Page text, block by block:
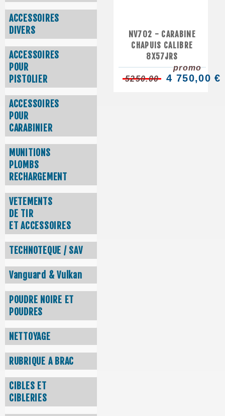
ACCESSOIRES
DIVERS
ACCESSOIRES
POUR
PISTOLIER
ACCESSOIRES
POUR
CARABINIER
MUNITIONS
PLOMBS
RECHARGEMENT
VETEMENTS
DE TIR
ET ACCESSOIRES
TECHNOTEQUE / SAV
Vanguard & Vulkan
POUDRE NOIRE ET
POUDRES
NETTOYAGE
RUBRIQUE A BRAC
CIBLES ET
CIBLERIES
NV702 - CARABINE
CHAPUIS CALIBRE
8X57JRS
promo
5250.00
4 750,00 €